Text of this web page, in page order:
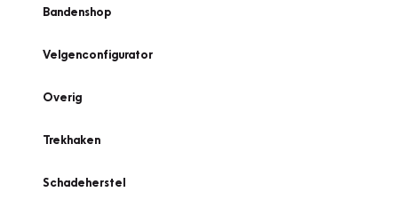
Bandenshop
Velgenconfigurator
Overig
Trekhaken
Schadeherstel